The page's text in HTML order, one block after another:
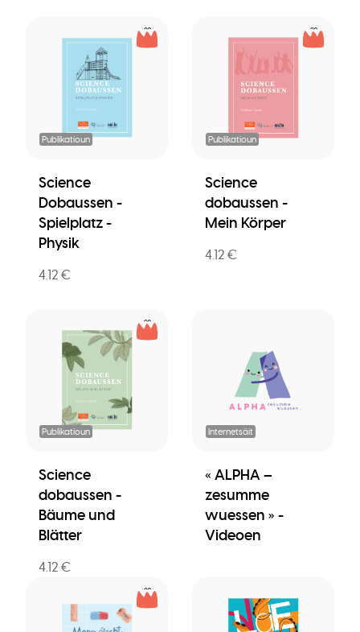
Publikatioun
Science
Dobaussen -
Spielplatz -
Physik
4.12 €
Publikatioun
Science
dobaussen -
Mein Körper
4.12 €
Publikatioun
Science
dobaussen -
Bäume und
Blätter
4.12 €
Internetsäit
« ALPHA –
zesumme
wuessen » -
Videoen